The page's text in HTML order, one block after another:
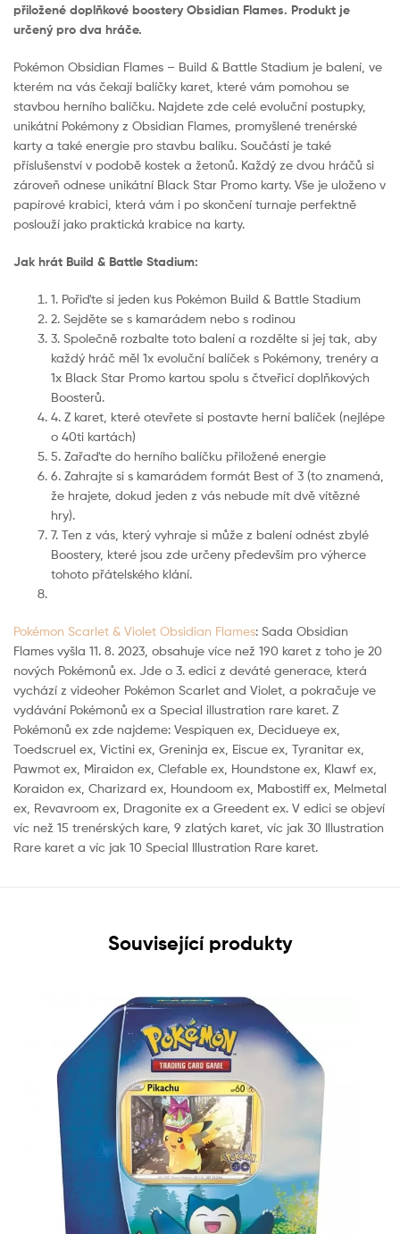
přiložené doplňkové boostery Obsidian Flames. Produkt je
určený pro dva hráče.
Pokémon Obsidian Flames – Build & Battle Stadium je balení, ve
kterém na vás čekají balíčky karet, které vám pomohou se
stavbou herního balíčku. Najdete zde celé evoluční postupky,
unikátní Pokémony z Obsidian Flames, promyšlené trenérské
karty a také energie pro stavbu balíku. Součástí je také
příslušenství v podobě kostek a žetonů. Každý ze dvou hráčů si
zároveň odnese unikátní Black Star Promo karty. Vše je uloženo v
papírové krabici, která vám i po skončení turnaje perfektně
poslouží jako praktická krabice na karty.
Jak hrát Build & Battle Stadium:
1. Pořiďte si jeden kus Pokémon Build & Battle Stadium
2. Sejděte se s kamarádem nebo s rodinou
3. Společně rozbalte toto balení a rozdělte si jej tak, aby
každý hráč měl 1x evoluční balíček s Pokémony, trenéry a
1x Black Star Promo kartou spolu s čtveřicí doplňkových
Boosterů.
4. Z karet, které otevřete si postavte herní balíček (nejlépe
o 40ti kartách)
5. Zařaďte do herního balíčku přiložené energie
6. Zahrajte si s kamarádem formát Best of 3 (to znamená,
že hrajete, dokud jeden z vás nebude mít dvě vítězné
hry).
7. Ten z vás, který vyhraje si může z balení odnést zbylé
Boostery, které jsou zde určeny především pro výherce
tohoto přátelského klání.
Pokémon Scarlet & Violet Obsidian Flames: Sada Obsidian
Flames vyšla 11. 8. 2023, obsahuje více než 190 karet z toho je 20
nových Pokémonů ex. Jde o 3. edici z deváté generace, která
vychází z videoher Pokémon Scarlet and Violet, a pokračuje ve
vydávání Pokémonů ex a Special illustration rare karet. Z
Pokémonů ex zde najdeme: Vespiquen ex, Decidueye ex,
Toedscruel ex, Victini ex, Greninja ex, Eiscue ex, Tyranitar ex,
Pawmot ex, Miraidon ex, Clefable ex, Houndstone ex, Klawf ex,
Koraidon ex, Charizard ex, Houndoom ex, Mabostiff ex, Melmetal
ex, Revavroom ex, Dragonite ex a Greedent ex. V edici se objeví
víc než 15 trenérských kare, 9 zlatých karet, víc jak 30 Illustration
Rare karet a víc jak 10 Special Illustration Rare karet.
Související produkty